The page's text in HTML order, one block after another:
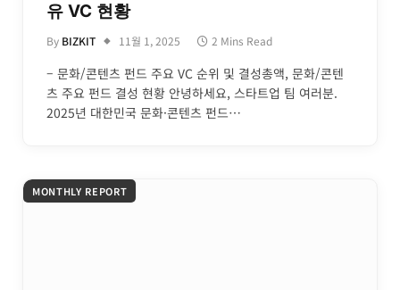
유 VC 현황
By BIZKIT 11월 1, 2025 2 Mins Read
– 문화/콘텐츠 펀드 주요 VC 순위 및 결성총액, 문화/콘텐
츠 주요 펀드 결성 현황 안녕하세요, 스타트업 팀 여러분.
2025년 대한민국 문화·콘텐츠 펀드…
MONTHLY REPORT